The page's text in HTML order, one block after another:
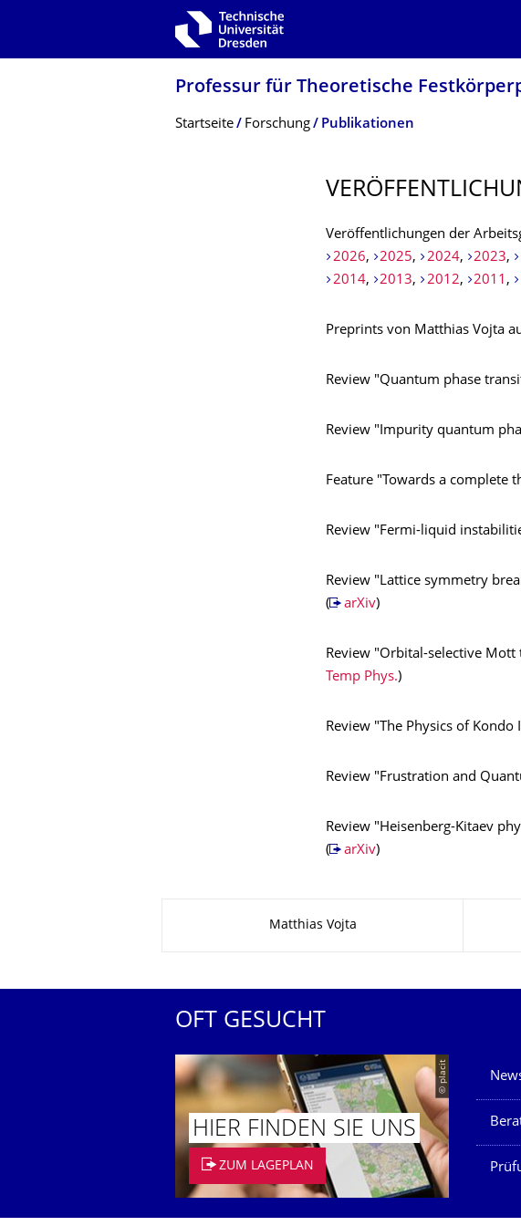
Zur Hauptnavigation springen
Professur für Theoretische
Breadcrumb-Menü
Startseite Forschung Publikationen
Veröffentlichungen der
2026, 2025, 2024, 2023,
2014, 2013, 2012, 2011 ,
Preprints von Matthias Vojta
Review "Quantum phase
Review "Impurity quantum
Feature "Towards a complete
Review "Fermi-liquid
Review "Lattice symmetry
(
arXiv)
Review "Orbital-selective
Temp Phys.)
Review "The Physics of
Review "Frustration and
Review "Heisenberg-Kitaev
(
arXiv)
Matthias Vojta
OFT GESUCHT
© placit
HIER FINDEN SIE UNS
ZUM LAGEPLAN